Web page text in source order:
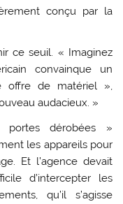
conçu par la
ce seuil. « Imaginez
convainque un
offre de matériel »,
audacieux. »
dérobées »
les appareils pour
Et l’agence devait
d’intercepter les
qu’il s’agisse